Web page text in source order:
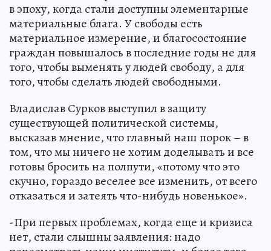
в эпоху, когда стали доступны элементарные
материальные блага. У свободы есть
материальное измерение, и благосостояние
граждан повышалось в последние годы не для
того, чтобы выменять у людей свободу, а для
того, чтобы сделать людей свободными.
Владислав Сурков выступил в защиту
существующей политической системы,
высказав мнение, что главный наш порок – в
том, что мы ничего не хотим доделывать и все
готовы бросить на полпути, «потому что это
скучно, гораздо веселее все изменить, от всего
отказаться и затеять что-нибудь новенькое».
-При первых проблемах, когда еще и кризиса
нет, стали слышны заявления: надо